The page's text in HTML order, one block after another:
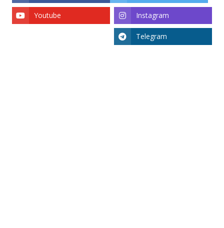
Instagram
Youtube
Telegram